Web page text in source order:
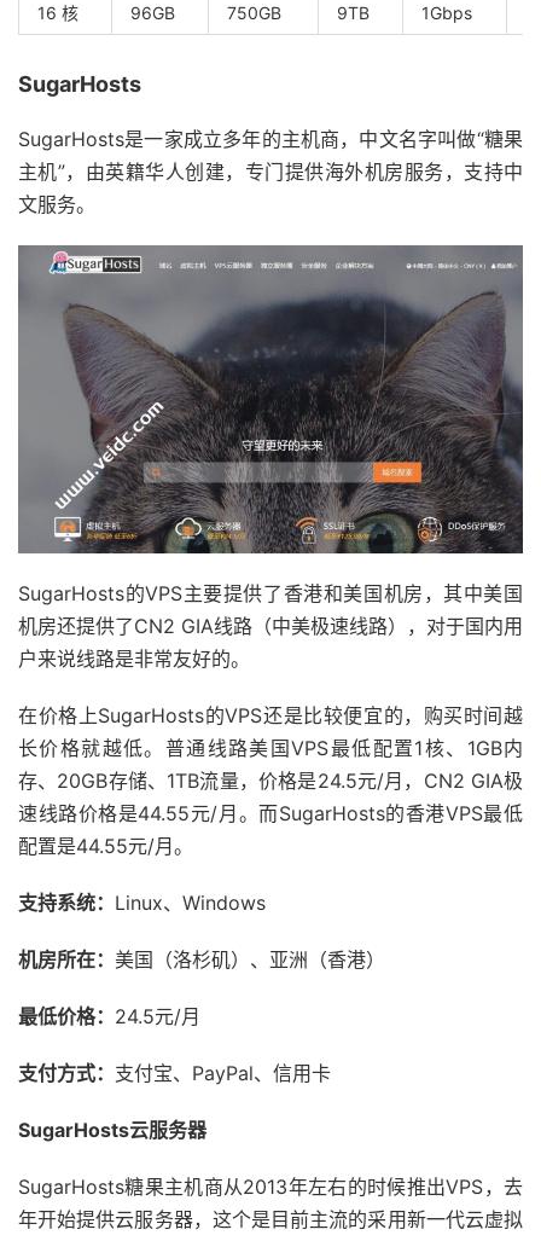
16 核 96GB 750GB 9TB 1Gbps
SugarHosts
SugarHosts是一家成立多年的主机商，中文名字叫做“糖果
主机”，由英籍华人创建，专门提供海外机房服务，支持中
文服务。
SugarHosts的VPS主要提供了香港和美国机房，其中美国
机房还提供了CN2 GIA线路（中美极速线路），对于国内用
户来说线路是非常友好的。
在价格上SugarHosts的VPS还是比较便宜的，购买时间越
长价格就越低。普通线路美国VPS最低配置1核、1GB内
存、20GB存储、1TB流量，价格是24.5元/月，CN2 GIA极
速线路价格是44.55元/月。而SugarHosts的香港VPS最低
配置是44.55元/月。
支持系统： Linux、Windows
机房所在： 美国（洛杉矶）、亚洲（香港）
最低价格： 24.5元/月
支付方式： 支付宝、PayPal、信用卡
SugarHosts云服务器
SugarHosts糖果主机商从2013年左右的时候推出VPS，去
年开始提供云服务器，这个是目前主流的采用新一代云虚拟